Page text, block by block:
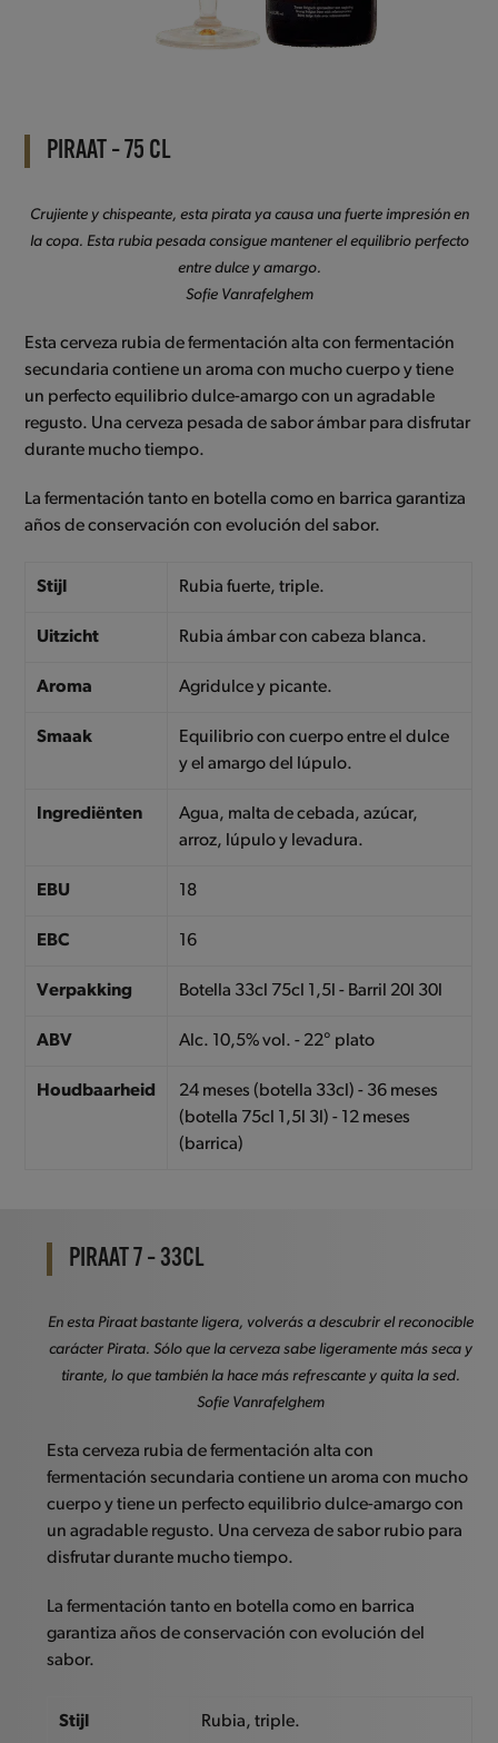
PIRAAT – 75 CL
Crujiente y chispeante, esta pirata ya causa una fuerte impresión en
la copa. Esta rubia pesada consigue mantener el equilibrio perfecto
entre dulce y amargo.
Sofie Vanrafelghem
Esta cerveza rubia de fermentación alta con fermentación
secundaria contiene un aroma con mucho cuerpo y tiene
un perfecto equilibrio dulce-amargo con un agradable
regusto. Una cerveza pesada de sabor ámbar para disfrutar
durante mucho tiempo.
La fermentación tanto en botella como en barrica garantiza
años de conservación con evolución del sabor.
Stijl Rubia fuerte, triple.
Uitzicht Rubia ámbar con cabeza blanca.
Aroma Agridulce y picante.
Smaak
Equilibrio con cuerpo entre el dulce
y el amargo del lúpulo.
Ingrediënten
Agua, malta de cebada, azúcar,
arroz, lúpulo y levadura.
EBU 18
EBC 16
Verpakking Botella 33cl 75cl 1,5l - Barril 20l 30l
ABV Alc. 10,5% vol. - 22° plato
Houdbaarheid
24 meses (botella 33cl) - 36 meses
(botella 75cl 1,5l 3l) - 12 meses
(barrica)
PIRAAT 7 – 33CL
En esta Piraat bastante ligera, volverás a descubrir el reconocible
carácter Pirata. Sólo que la cerveza sabe ligeramente más seca y
tirante, lo que también la hace más refrescante y quita la sed.
Sofie Vanrafelghem
Esta cerveza rubia de fermentación alta con
fermentación secundaria contiene un aroma con mucho
cuerpo y tiene un perfecto equilibrio dulce-amargo con
un agradable regusto. Una cerveza de sabor rubio para
disfrutar durante mucho tiempo.
La fermentación tanto en botella como en barrica
garantiza años de conservación con evolución del
sabor.
Stijl Rubia, triple.